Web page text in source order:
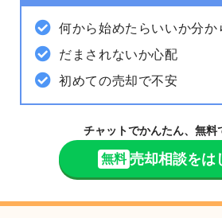
何から始めたらいいか分か
だまされないか心配
初めての売却で不安
チャットでかんたん、無料
無料 売却相談をは